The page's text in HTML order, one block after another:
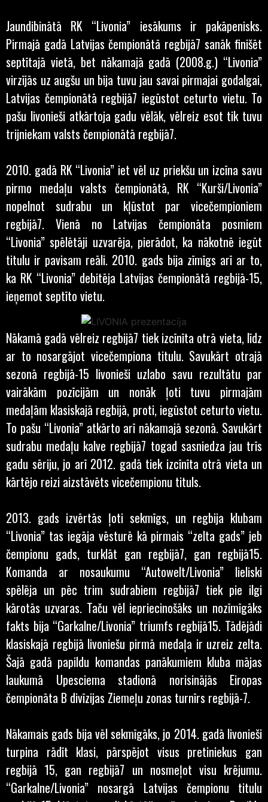
Jaundibinātā RK “Livonia” iesākums ir pakāpenisks.
Pirmajā gadā Latvijas čempionātā regbijā7 sanāk finišēt
septītajā vietā, bet nākamajā gadā (2008.g.) “Livonia”
virzījās uz augšu un bija tuvu jau savai pirmajai godalgai,
Latvijas čempionātā regbijā7 iegūstot ceturto vietu. To
pašu livonieši atkārtoja gadu vēlāk, vēlreiz esot tik tuvu
trijniekam valsts čempionātā regbijā7.
2010. gadā RK “Livonia” iet vēl uz priekšu un izcīna savu
pirmo medaļu valsts čempionātā, RK “Kurši/Livonia”
nopelnot sudrabu un kļūstot par vicečempioniem
regbijā7. Vienā no Latvijas čempionāta posmiem
“Livonia” spēlētāji uzvarēja, pierādot, ka nākotnē iegūt
titulu ir pavisam reāli. 2010. gads bija zīmīgs arī ar to,
ka RK “Livonia” debitēja Latvijas čempionātā regbijā-15,
ieņemot septīto vietu.
Nākamā gadā vēlreiz regbijā7 tiek izcīnīta otrā vieta, līdz
ar to nosargājot vicečempiona titulu. Savukārt otrajā
sezonā regbijā-15 livonieši uzlabo savu rezultātu par
vairākām pozīcijām un nonāk ļoti tuvu pirmajām
medaļām klasiskajā regbijā, proti, iegūstot ceturto vietu.
To pašu “Livonia” atkārto arī nākamajā sezonā. Savukārt
sudrabu medaļu kalve regbijā7 togad sasniedza jau trīs
gadu sēriju, jo arī 2012. gadā tiek izcīnīta otrā vieta un
kārtējo reizi aizstāvēts vicečempionu tituls.
2013. gads izvērtās ļoti sekmīgs, un regbija klubam
“Livonia” tas iegāja vēsturē kā pirmais “zelta gads” jeb
čempionu gads, turklāt gan regbijā7, gan regbijā15.
Komanda ar nosaukumu “Autowelt/Livonia” lieliski
spēlēja un pēc trim sudrabiem regbijā7 tiek pie ilgi
kārotās uzvaras. Taču vēl iepriecinošāks un nozīmīgāks
fakts bija “Garkalne/Livonia” triumfs regbijā15. Tādējādi
klasiskajā regbijā livoniešu pirmā medaļa ir uzreiz zelta.
Šajā gadā papildu komandas panākumiem kluba mājas
laukumā Upesciema stadionā norisinājās Eiropas
čempionāta B divīzijas Ziemeļu zonas turnīrs regbijā-7.
Nākamais gads bija vēl sekmīgāks, jo 2014. gadā livonieši
turpina rādīt klasi, pārspējot visus pretiniekus gan
regbijā 15, gan regbijā7 un nosmeļot visu krējumu.
“Garkalne/Livonia” nosargā Latvijas čempionu titulu